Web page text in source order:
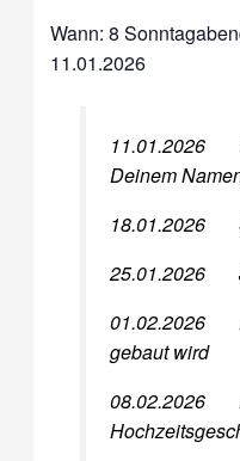
Wann: 8
11.01.2026
11.01.2026
Deinem
18.01.2026
25.01.2026
01.02.2026
gebaut wird
08.02.2026